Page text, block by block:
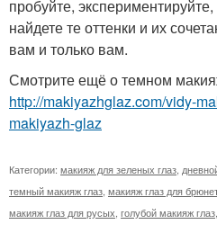
пробуйте,
найдете те оттенки и их
вам и только вам.
Смотрите ещё о темном
http://makiyazhglaz.com/vidy-
makiyazh-glaz
Категории: макияж для зеленых глаз
темный макияж глаз макияж глаз для
макияж глаз для русых голубой макияж глаз